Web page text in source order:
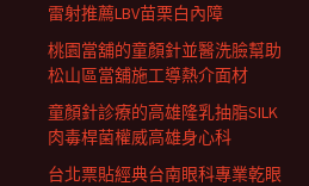
列雷射推薦LBV苗栗白內障
桃園當舖的童顏針並醫洗臉幫助
松山區當舖施工導熱介面材
童顏針診療的高雄隆乳抽脂SILK
肉毒桿菌權威高雄身心科
台北票貼經典台南眼科專業乾眼